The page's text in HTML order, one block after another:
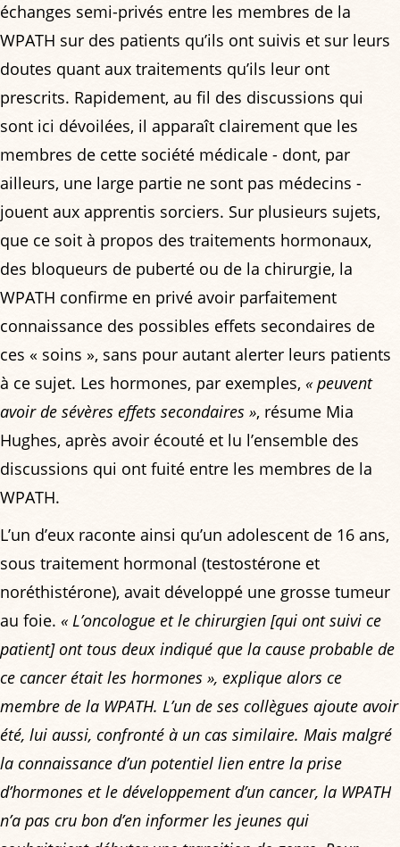
échanges semi-privés entre les membres de la
WPATH sur des patients qu’ils ont suivis et sur leurs
doutes quant aux traitements qu’ils leur ont
prescrits. Rapidement, au fil des discussions qui
sont ici dévoilées, il apparaît clairement que les
membres de cette société médicale - dont, par
ailleurs, une large partie ne sont pas médecins -
jouent aux apprentis sorciers. Sur plusieurs sujets,
que ce soit à propos des traitements hormonaux,
des bloqueurs de puberté ou de la chirurgie, la
WPATH confirme en privé avoir parfaitement
connaissance des possibles effets secondaires de
ces « soins », sans pour autant alerter leurs patients
à ce sujet. Les hormones, par exemples, « peuvent
avoir de sévères effets secondaires », résume Mia
Hughes, après avoir écouté et lu l’ensemble des
discussions qui ont fuité entre les membres de la
WPATH.
L’un d’eux raconte ainsi qu’un adolescent de 16 ans,
sous traitement hormonal (testostérone et
noréthistérone), avait développé une grosse tumeur
au foie. « L’oncologue et le chirurgien [qui ont suivi ce
patient] ont tous deux indiqué que la cause probable de
ce cancer était les hormones », explique alors ce
membre de la WPATH. L’un de ses collègues ajoute avoir
été, lui aussi, confronté à un cas similaire. Mais malgré
la connaissance d’un potentiel lien entre la prise
d’hormones et le développement d’un cancer, la WPATH
n’a pas cru bon d’en informer les jeunes qui